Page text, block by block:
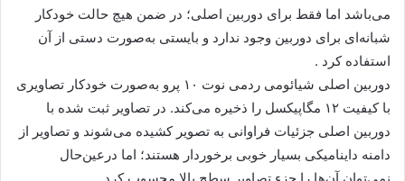
می‌باشد اما فقط برای دوربین اصلی؛ در ضمن هیچ حالت خودکار
شبانه‌ای برای دوربین وجود ندارد و بایستی به‌صورت دستی از آن
استفاده کرد .
دوربین اصلی شیائومی ردمی نوت ۱۰ پرو به‌صورت خودکار تصاویری
با کیفیت ۱۲ مگاپیکسل را ذخیره می‌کند. در تصاویر ثبت شده با
دوربین اصلی جزئیات فراوانی به تصویر کشیده می‌شوند و تصاویر از
دامنه داینامیکی بسیار خوبی برخوردار هستند؛ اما درعین‌حال